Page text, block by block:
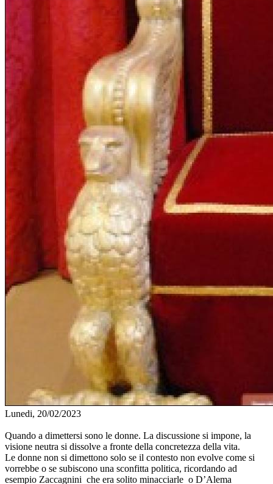
Lunedi, 20/02/2023
Quando a dimettersi sono le donne. La discussione si impone, la
visione neutra si dissolve a fronte della concretezza della vita.
Le donne non si dimettono solo se il contesto non evolve come si
vorrebbe o se subiscono una sconfitta politica, ricordando ad
esempio Zaccagnini che era solito minacciarle o D’Alema